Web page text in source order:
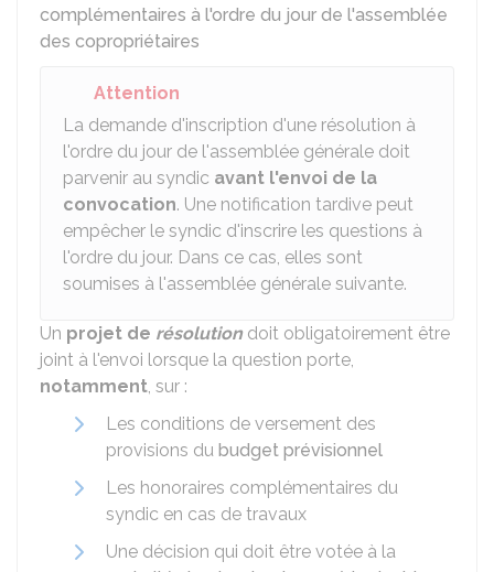
complémentaires à l'ordre du jour de l'assemblée
des copropriétaires
Attention
La demande d'inscription d'une résolution à
l'ordre du jour de l'assemblée générale doit
parvenir au syndic avant l'envoi de la
convocation. Une notification tardive peut
empêcher le syndic d'inscrire les questions à
l'ordre du jour. Dans ce cas, elles sont
soumises à l'assemblée générale suivante.
Un projet de résolutiondoit obligatoirement être
joint à l'envoi lorsque la question porte,
notamment, sur :
Les conditions de versement des
provisions du budget prévisionnel
Les honoraires complémentaires du
syndic en cas de travaux
Une décision qui doit être votée à la